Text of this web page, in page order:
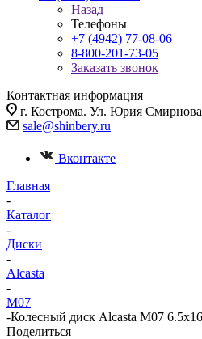
Назад
Телефоны
+7 (4942) 77-08-06
8-800-201-73-05
Заказать звонок
Контактная информация
г. Кострома. Ул. Юрия
sale@shinbery.ru
Вконтакте
Главная
-
Каталог
-
Диски
-
Alcasta
-
M07
-Колесный диск Alcasta M07
Поделиться